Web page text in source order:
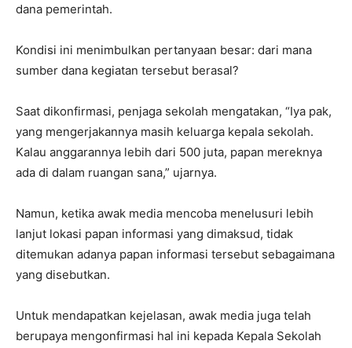
dana pemerintah.
Kondisi ini menimbulkan pertanyaan besar: dari mana
sumber dana kegiatan tersebut berasal?
Saat dikonfirmasi, penjaga sekolah mengatakan, “Iya pak,
yang mengerjakannya masih keluarga kepala sekolah.
Kalau anggarannya lebih dari 500 juta, papan mereknya
ada di dalam ruangan sana,” ujarnya.
Namun, ketika awak media mencoba menelusuri lebih
lanjut lokasi papan informasi yang dimaksud, tidak
ditemukan adanya papan informasi tersebut sebagaimana
yang disebutkan.
Untuk mendapatkan kejelasan, awak media juga telah
berupaya mengonfirmasi hal ini kepada Kepala Sekolah